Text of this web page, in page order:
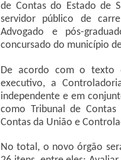
de Contas do Estado de
servidor público de
Advogado e pós-
concursado do município
De acordo com o texto
executivo, a
independente e em
como Tribunal de
Contas da União e
No total, o novo órgão